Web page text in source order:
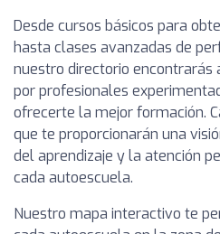
Desde cursos básicos para
hasta clases avanzadas de
nuestro directorio encontrarás
por profesionales
ofrecerte la mejor formación.
que te proporcionarán una
del aprendizaje y la atención
cada autoescuela.
Nuestro mapa interactivo te